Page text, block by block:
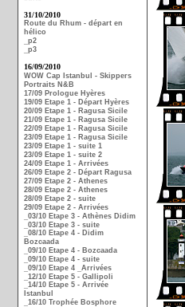
31/10/2010
Route du Rhum - départ en
hélico
_p2
_p3
16/09/2010
WOW Cap Istanbul - Skippers
Portraits N&B
17/09 Prologue Hyères
19/09 Etape 1 - Départ Hyères
20/09 Etape 1 - Ragusa Sicile
21/09 Etape 1 - Ragusa Sicile
22/09 Etape 1 - Ragusa Sicile
23/09 Etape 1 - Ragusa Sicile
23/09 Etape 1 - suite 1
23/09 Etape 1 - suite 2
24/09 Etape 1 - Arrivées
26/09 Etape 2 - Départ Ragusa
27/09 Etape 2 - Athenes
28/09 Etape 2 - Athenes
28/09 Etape 2 - suite
29/09 Etape 2 - Arrivées
_03/10 Etape 3 - Athènes Didim
_03/10 Etape 3 - suite
_08/10 Etape 4 - Didim
Bozcaada
_09/10 Etape 4 - Bozcaada
_09/10 Etape 4 - suite
_09/10 Etape 4 _Arrivées
_12/10 Etape 5 - Gallipoli
_14/10 Etape 5 - Arrivée
Istanbul
_16/10 Trophée Bosphore